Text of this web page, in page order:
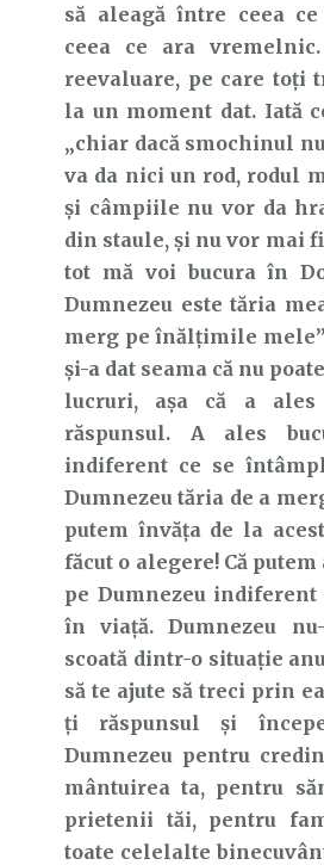
să aleagă între ceea
ceea ce ara
reevaluare, pe care toți
la un moment dat. Iată
„chiar dacă smochinul
va da nici un rod, rodul
şi câmpiile nu vor da
din staule, şi nu vor mai
tot mă voi bucura în
Dumnezeu este tăria
merg pe înălţimile mele”
și-a dat seama că nu
lucruri, așa că a ales
răspunsul. A ales
indiferent ce se
Dumnezeu tăria de a
putem învăța de la
făcut o alegere! Că
pe Dumnezeu indiferent
în viață. Dumnezeu
scoată dintr-o situație
să te ajute să treci prin
ți răspunsul și
Dumnezeu pentru
mântuirea ta, pentru
prietenii tăi, pentru
toate celelalte